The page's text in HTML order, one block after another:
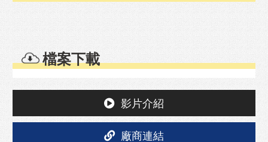
檔案下載
影片介紹
廠商連結